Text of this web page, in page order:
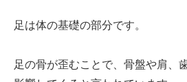
足は体の基礎の部分です。
足の骨が歪むことで、骨盤や肩、